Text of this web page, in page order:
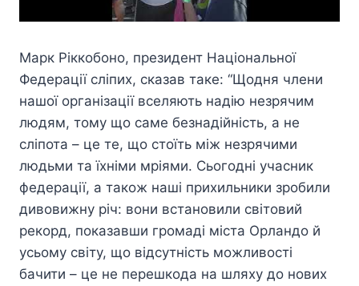
Марк Ріккобоно, президент Національної
Федерації сліпих, сказав таке: “Щодня члени
нашої організації вселяють надію незрячим
людям, тому що саме безнадійність, а не
сліпота – це те, що стоїть між незрячими
людьми та їхніми мріями. Сьогодні учасник
федерації, а також наші прихильники зробили
дивовижну річ: вони встановили світовий
рекорд, показавши громаді міста Орландо й
усьому світу, що відсутність можливості
бачити – це не перешкода на шляху до нових